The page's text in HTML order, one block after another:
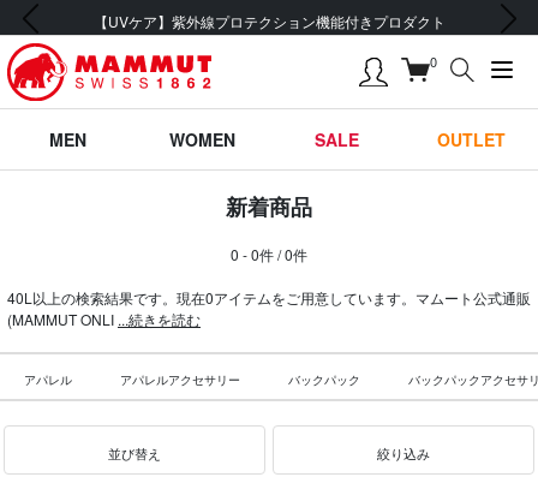
【UVケア】紫外線プロテクション機能付きプロダクト
前の画像 次の画像
0
MEN WOMEN SALE OUTLET
新着商品
0 - 0件 / 0件
40L以上の検索結果です。現在0アイテムをご用意しています。マムート公式通販
(MAMMUT ONLI ...続きを読む
アパレル アパレルアクセサリー バックパック バックパックアクセサ
並び替え 絞り込み